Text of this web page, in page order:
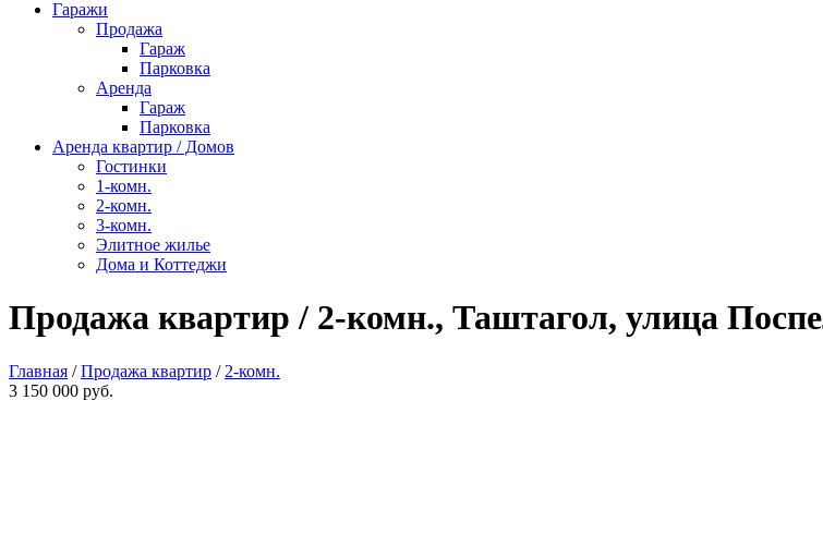
Гаражи
Продажа
Гараж
Парковка
Аренда
Гараж
Парковка
Аренда квартир / Домов
Гостинки
1-комн.
2-комн.
3-комн.
Элитное жилье
Дома и Коттеджи
Продажа квартир / 2-комн., Таштагол, улица
Главная /Продажа квартир / 2-комн.
3 150 000 руб.